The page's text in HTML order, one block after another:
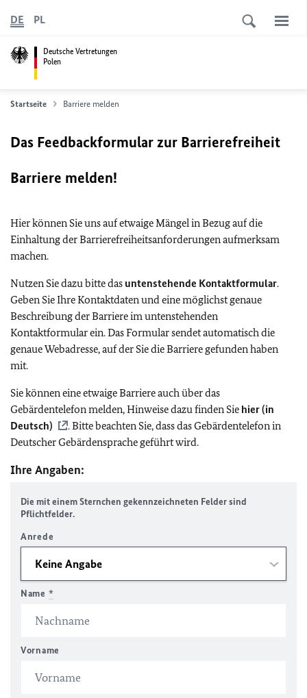
Deutsche Vertretungen
Polen
DE PL
Startseite Barriere melden
Das Feedbackformular zur Barrierefreiheit
Barriere melden!
Hier können Sie uns auf etwaige Mängel in Bezug auf die
Einhaltung der Barrierefreiheitsanforderungen aufmerksam
machen.
Nutzen Sie dazu bitte das untenstehende Kontaktformular.
Geben Sie Ihre Kontaktdaten und eine möglichst genaue
Beschreibung der Barriere im untenstehenden
Kontaktformular ein. Das Formular sendet automatisch die
genaue Webadresse, auf der Sie die Barriere gefunden haben
mit.
Sie können eine etwaige Barriere auch über das
Gebärdentelefon melden, Hinweise dazu finden Sie hier (in
Deutsch)
. Bitte beachten Sie, dass das Gebärdentelefon in
Deutscher Gebärdensprache geführt wird.
Ihre Angaben:
Die mit einem Sternchen gekennzeichneten Felder sind
Pflichtfelder.
Anrede
Name *
Vorname